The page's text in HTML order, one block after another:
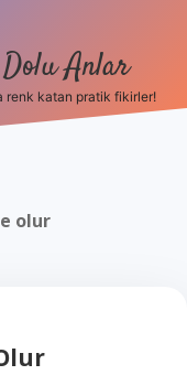
Anlar
renk katan pratik fikirler!
olur